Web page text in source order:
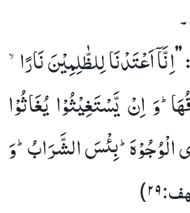
’’اِنَّاۤ اَعْتَدْنَا لِلظّٰلِمِیْنَ نَارًاۙ-
وَ اِنْ یَّسْتَغِیْثُوْا یُغَاثُوْا
الْوُجُوْهَؕ-بِئْسَ الشَّرَابُؕ-وَ
۲۹)